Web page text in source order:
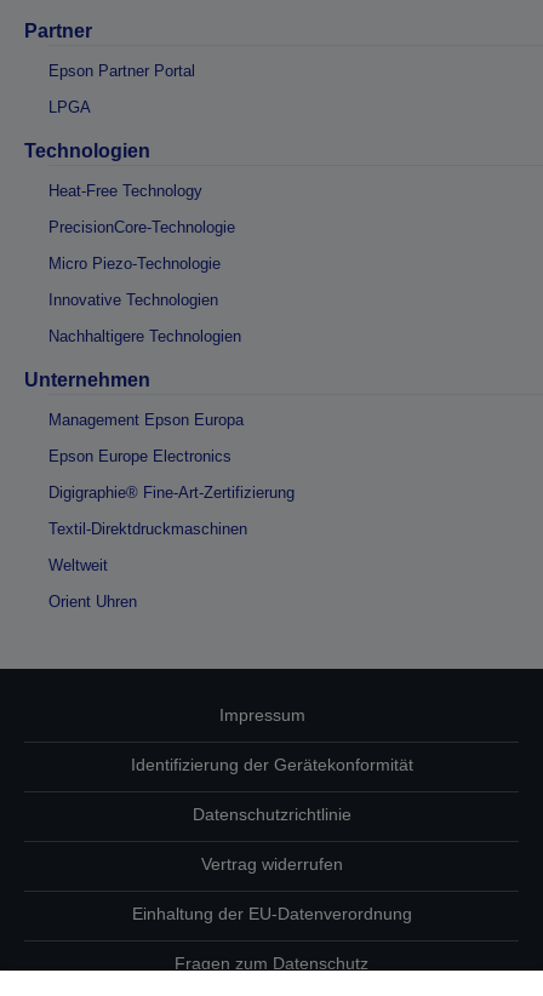
Partner
Epson Partner Portal
LPGA
Technologien
Heat-Free Technology
PrecisionCore-Technologie
Micro Piezo-Technologie
Innovative Technologien
Nachhaltigere Technologien
Unternehmen
Management Epson Europa
Epson Europe Electronics
Digigraphie® Fine-Art-Zertifizierung
Textil-Direktdruckmaschinen
Weltweit
Orient Uhren
Impressum
Identifizierung der Gerätekonformität
Datenschutzrichtlinie
Vertrag widerrufen
Einhaltung der EU-Datenverordnung
Fragen zum Datenschutz